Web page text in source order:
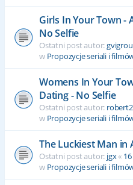
Girls In Your Town -
No Selfie
Ostatni post autor:
w Propozycje seriali i
Womens In Your
Dating - No Selfie
Ostatni post autor:
w Propozycje seriali i
The Luckiest Man in
Ostatni post autor: jgx«
w Propozycje seriali i